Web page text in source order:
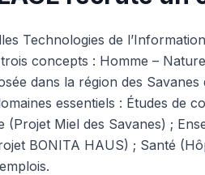
Technologies de
concepts : Homme –
dans la région des
essentiels : Études de
(Projet Miel des Savanes) ;
BONITA HAUS) ; Santé